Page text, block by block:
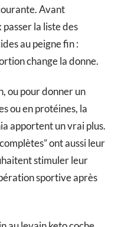
Avant
la liste des
au peigne fin :
change la donne.
ou pour donner un
ou en protéines, la
apportent un vrai plus.
ont aussi leur
stimuler leur
sportive après